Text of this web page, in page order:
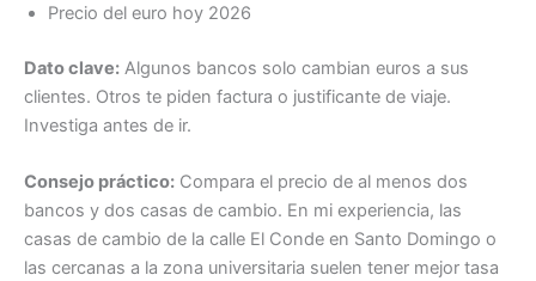
Precio del euro hoy 2026
Dato clave: Algunos bancos solo cambian euros a sus
clientes. Otros te piden factura o justificante de viaje.
Investiga antes de ir.
Consejo práctico: Compara el precio de al menos dos
bancos y dos casas de cambio. En mi experiencia, las
casas de cambio de la calle El Conde en Santo Domingo o
las cercanas a la zona universitaria suelen tener mejor tasa